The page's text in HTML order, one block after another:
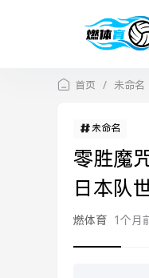
首页 / 未命名
未命名
零胜魔
日本队
燃体育 1个月